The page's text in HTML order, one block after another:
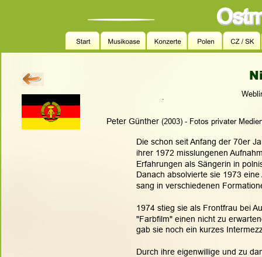
Peter Günther
(2003) - Fotos privater
.
Die schon seit Anfang der 70er
ihrer 1972 misslungenen
Erfahrungen als Sängerin in
Danach absolvierte sie 1973
sang in verschiedenen
1974 stieg sie als Frontfrau bei
"Farbfilm" einen nicht zu
gab sie noch ein kurzes
Durch ihre eigenwillige und zu